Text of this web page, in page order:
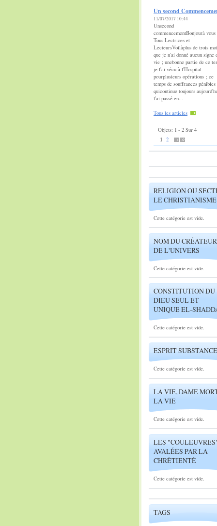
Un second
11/07/2017 10:44
Unsecond
commencementBonjourà vous
Tous Lectrices et
LecteursVoilàplus de trois
que je n'ai donné aucun signe
vie ; unebonne partie de ce
je l'ai vécu à l'Hospital
pourplusieurs opérations ; ce
temps de souffrances pénibles
quicontinue toujours
l'ai passé en...
Tous les articles
Objets: 1 - 2 Sur 4
1 2
RELIGION OU
LE CHRISTIANISME
Cette catégorie est vide.
NOM DU CRÉATEUR
DE L'UNIVERS
Cette catégorie est vide.
CONSTITUTION DU
DIEU SEUL ET
UNIQUE EL-
Cette catégorie est vide.
ESPRIT SUBSTANCE
Cette catégorie est vide.
LA VIE, DAME
LA VIE
Cette catégorie est vide.
LES
AVALÉES PAR LA
CHRÉTIENTÉ
Cette catégorie est vide.
TAGS